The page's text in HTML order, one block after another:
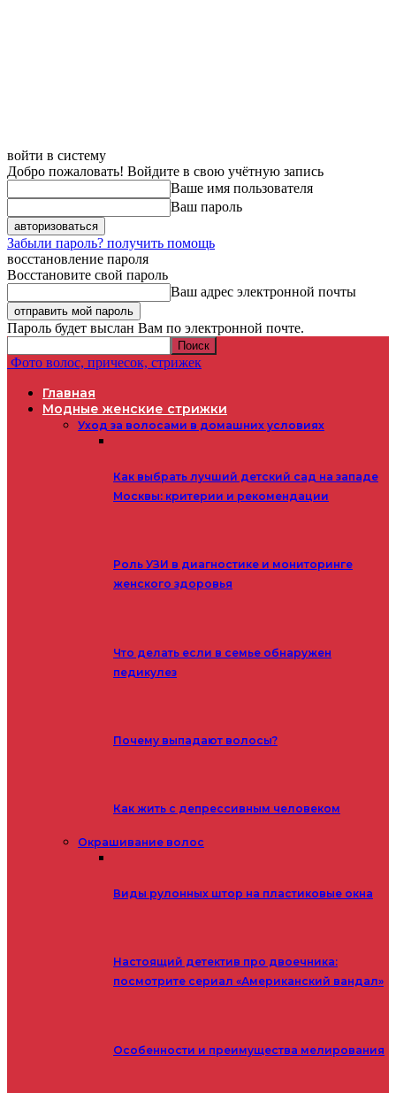
войти в систему
Добро пожаловать! Войдите в свою учётную запись
Ваше имя пользователя
Ваш пароль
Забыли пароль? получить помощь
восстановление пароля
Восстановите свой пароль
Ваш адрес электронной почты
Пароль будет выслан Вам по электронной почте.
Фото волос, причесок, стрижек
Главная
Модные женские стрижки
Уход за волосами в домашних условиях
Как выбрать лучший детский сад на западе
Москвы: критерии и рекомендации
Роль УЗИ в диагностике и мониторинге
женского здоровья
Что делать если в семье обнаружен
педикулез
Почему выпадают волосы?
Как жить с депрессивным человеком
Окрашивание волос
Виды рулонных штор на пластиковые окна
Настоящий детектив про двоечника:
посмотрите сериал «Американский вандал»
Особенности и преимущества мелирования